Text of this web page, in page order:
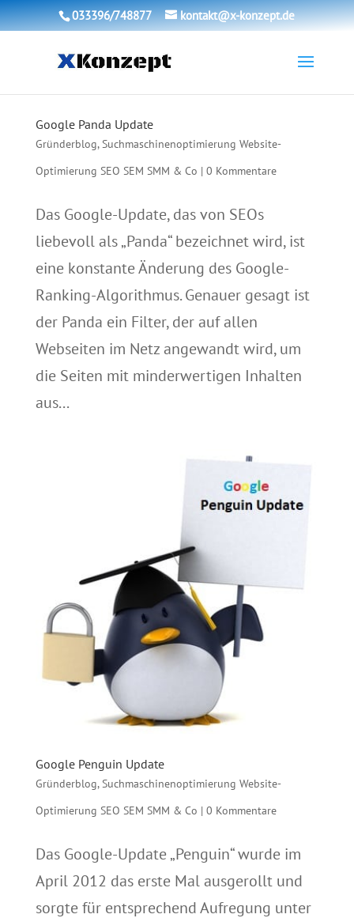
033396/748877 kontakt@x-konzept.de
Google Panda Update
Gründerblog,Suchmaschinenoptimierung Website-
Optimierung SEO SEM SMM & Co | 0 Kommentare
Das Google-Update, das von SEOs
liebevoll als „Panda“ bezeichnet wird, ist
eine konstante Änderung des Google-
Ranking-Algorithmus. Genauer gesagt ist
der Panda ein Filter, der auf allen
Webseiten im Netz angewandt wird, um
die Seiten mit minderwertigen Inhalten
aus...
Google Penguin Update
Gründerblog,Suchmaschinenoptimierung Website-
Optimierung SEO SEM SMM & Co | 0 Kommentare
Das Google-Update „Penguin“ wurde im
April 2012 das erste Mal ausgerollt und
sorgte für entsprechend Aufregung unter